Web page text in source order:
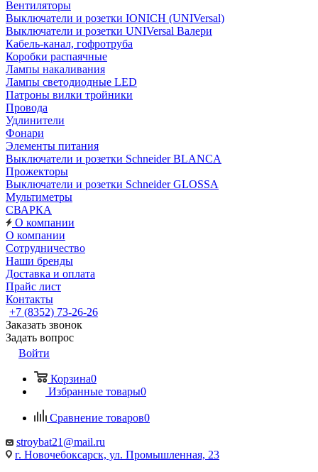
Вентиляторы
Выключатели и розетки IONICH (UNIVersal)
Выключатели и розетки UNIVersal Валери
Кабель-канал, гофротруба
Коробки распаячные
Лампы накаливания
Лампы светодиодные LED
Патроны вилки тройники
Провода
Удлинители
Фонари
Элементы питания
Выключатели и розетки Schneider BLANCA
Прожекторы
Выключатели и розетки Schneider GLOSSA
Мультиметры
СВАРКА
О компании
О компании
Сотрудничество
Наши бренды
Доставка и оплата
Прайс лист
Контакты
+7 (8352) 73-26-26
Заказать звонок
Задать вопрос
Войти
Корзина0
Избранные товары0
Сравнение товаров0
stroybat21@mail.ru
г. Новочебоксарск, ул. Промышленная, 23